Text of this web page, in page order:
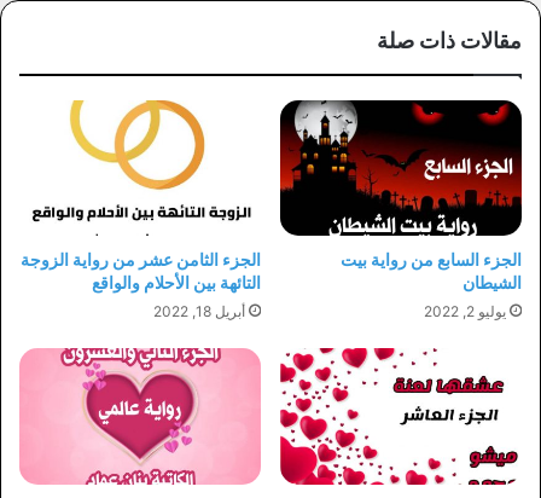
مقالات ذات صلة
الجزء السابع من رواية بيت
الشيطان
يوليو 2, 2022
الجزء الثامن عشر من رواية الزوجة
التائهة بين الأحلام والواقع
أبريل 18, 2022